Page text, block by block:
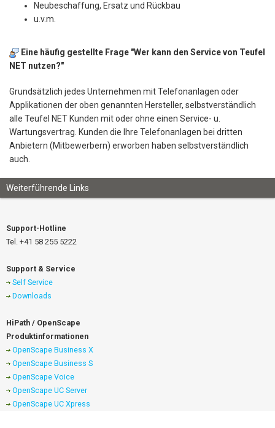
Neubeschaffung, Ersatz und Rückbau
u.v.m.
Eine häufig gestellte Frage "Wer kann den Service von Teufel
NET nutzen?"
Grundsätzlich jedes Unternehmen mit Telefonanlagen oder
Applikationen der oben genannten Hersteller, selbstverständlich
alle Teufel NET Kunden mit oder ohne einen Service- u.
Wartungsvertrag. Kunden die Ihre Telefonanlagen bei dritten
Anbietern (Mitbewerbern) erworben haben selbstverständlich
auch.
Support-Hotline
Tel. +41 58 255 5222
Support & Service
Self Service
Downloads
HiPath / OpenScape
Produktinformationen
OpenScape Business X
OpenScape Business S
OpenScape Voice
OpenScape UC Server
OpenScape UC Xpress